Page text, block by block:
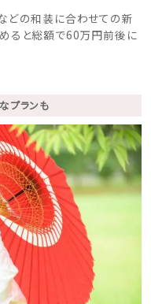
どの和装に合わせての新
ると総額で60万円前後に
プランも